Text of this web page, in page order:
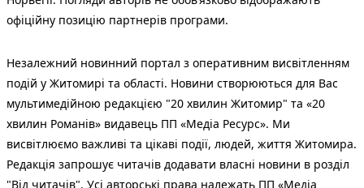
офіційну позицію партнерів програми.
Незалежний новинний портал з оперативним висвітленням
подій у Житомирі та області. Новини створюються для Вас
мультимедійною редакцією "20 хвилин Житомир" та «20
хвилин Романів» видавець ПП «Медіа Ресурс». Ми
висвітлюємо важливі та цікаві події, людей, життя Житомира.
Редакція запрошує читачів додавати власні новини в розділ
"Від читачів". Усі авторські права належать ПП «Медіа